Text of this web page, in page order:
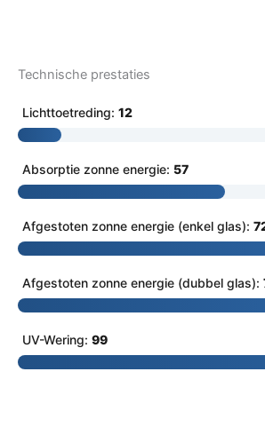
Technische prestaties
Lichttoetreding: 12
Absorptie zonne energie: 57
Afgestoten zonne energie (enkel glas):
Afgestoten zonne energie (dubbel glas):
UV-Wering: 99